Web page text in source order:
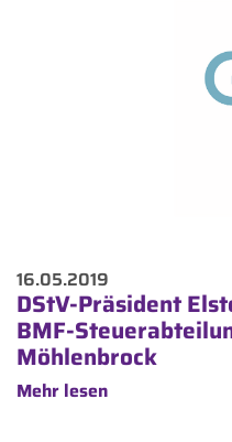
16.05.2019
DStV-Präsident
BMF-
Möhlenbrock
Mehr lesen